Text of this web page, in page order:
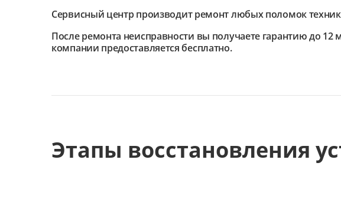
Сервисный центрпроизводит ремонт любых поломок
После ремонта неисправности вы получаете гарантию до
компании предоставляется бесплатно.
Этапы восстановления